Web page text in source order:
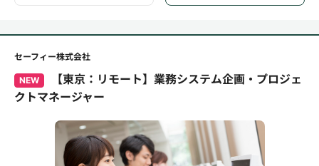
セーフィー株式会社
NEW
【東京：リモート】業務システム企画・プロジェ
クトマネージャー